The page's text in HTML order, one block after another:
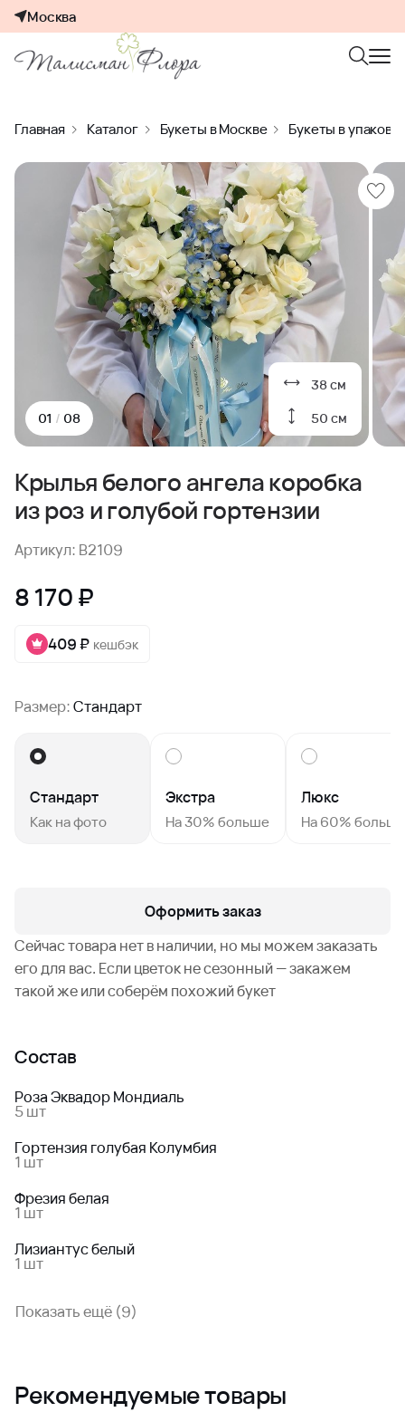
Москва
Главная Каталог Букеты в Москве Букеты в
38 см
50 см
01 / 08
Крылья белого ангела коробка
из роз и голубой гортензии
Артикул: B2109
8 170 ₽
409 ₽ кешбэк
Размер:Стандарт
Стандарт
Как на фото
Экстра
На 30% больше
Люкс
На 60% больше
Оформить заказ
Сейчас товара нет в наличии, но мы можем заказать
его для вас. Если цветок не сезонный — закажем
такой же или соберём похожий букет
Состав
Роза Эквадор Мондиаль
5 шт
Гортензия голубая Колумбия
1 шт
Фрезия белая
1 шт
Лизиантус белый
1 шт
Показать ещё (9)
Рекомендуемые товары